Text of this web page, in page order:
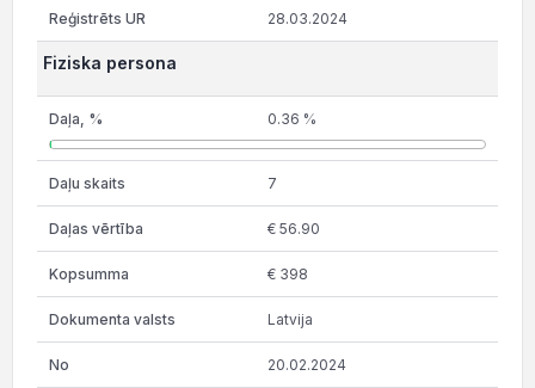
28.03.2024
Fiziska persona
0.36 %
7
€ 56.90
€ 398
Latvija
20.02.2024